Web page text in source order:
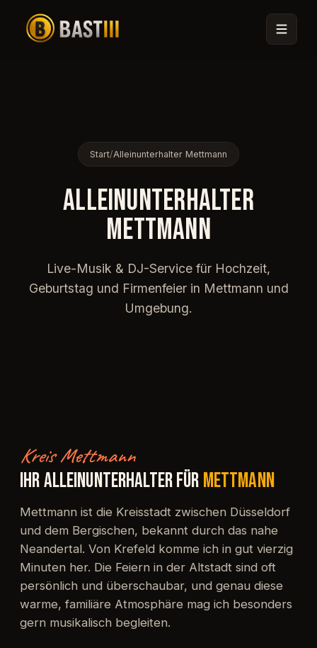
Start/Alleinunterhalter Mettmann
ALLEINUNTERHALTER
METTMANN
Live-Musik & DJ-Service für Hochzeit,
Geburtstag und Firmenfeier in Mettmann und
Umgebung.
Kreis Mettmann
IHR ALLEINUNTERHALTER FÜR METTMANN
Mettmann ist die Kreisstadt zwischen Düsseldorf
und dem Bergischen, bekannt durch das nahe
Neandertal. Von Krefeld komme ich in gut vierzig
Minuten her. Die Feiern in der Altstadt sind oft
persönlich und überschaubar, und genau diese
warme, familiäre Atmosphäre mag ich besonders
gern musikalisch begleiten.